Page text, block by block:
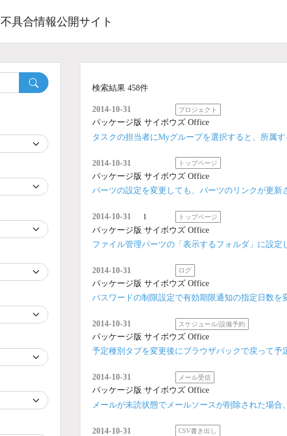
不具合情報公開サイト
検索結果 458件
2014-10-31 プロジェクト
パッケージ版 サイボウズ Office
タスクの担当者にMyグループを選択すると、所属
2014-10-31 トップページ
パッケージ版 サイボウズ Office
パーツの設定を変更しても、パーツのリンクが更新
2014-10-31 1 トップページ
パッケージ版 サイボウズ Office
ファイル管理パーツの「表示するフォルダ」に設定
2014-10-31 ログ
パッケージ版 サイボウズ Office
パスワードの制限設定で有効期限通知の指定日数を
2014-10-31 スケジュール/設備予約
パッケージ版 サイボウズ Office
予定種別タブを変更後にブラウザバックで戻って予
2014-10-31 メール受信
パッケージ版 サイボウズ Office
メールが未読状態でメールソースが削除された場合
2014-10-31 CSV書き出し